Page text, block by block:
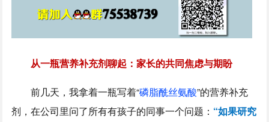
从一瓶营养补充剂聊起：家长的共同焦虑与期盼
前几天，我拿着一瓶写着“磷脂酰丝氨酸”的营养补充
剂，在公司里问了所有有孩子的同事一个问题： “如果研究